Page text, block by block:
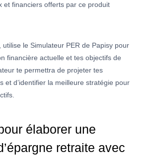
et financiers offerts par ce produit
utilise le Simulateur PER de Papisy pour
financière actuelle et tes objectifs de
te permettra de projeter tes
et d’identifier la meilleure stratégie pour
élaborer une
retraite avec